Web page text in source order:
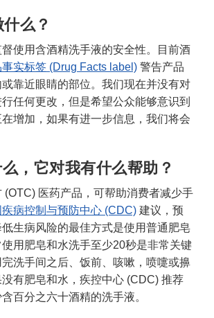
么？
使用含酒精洗手液的安全性。目前酒
实标签 (Drug Facts label) 警告产品
靠近眼睛的部位。我们现在并没有对
任何更改，但是希望公众能够意识到
增加，如果有进一步信息，我们将会
，它对我有什么帮助？
(OTC) 医药产品，可帮助消费者减少手
疾病控制与预防中心 (CDC) 建议，预
生病风险的最佳方式是使用普通肥皂
用肥皂和水洗手至少20秒是非常关键
洗手间之后、饭前、咳嗽，喷嚏或擤
有肥皂和水，疾控中心 (CDC) 推荐
百分之六十酒精的洗手液。